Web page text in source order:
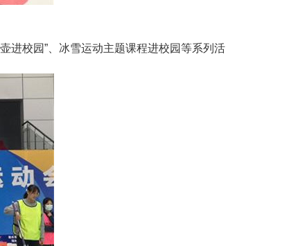
进校园”、冰雪运动主题课程进校园等系列活